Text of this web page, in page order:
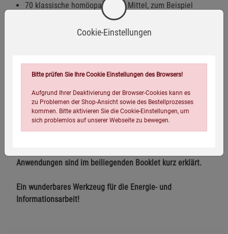
70 klassische homöopathische Mittel, zum Beispiel
Belladonna, Lachesis, Aurum, Hypericum
20 Aminosäuren, zum Beispiel Arginin, Lysin, Glutamin,
11 Sondermittel, zum Beispiel Algen, Enzyme,
Sonnenlicht, negative Ionen, Erde
10 Testkarten, unter anderem für die
Potenzierungsstufen D, C, LM und »kosmische Potenz«
Anwendungen sind im beiliegenden Booklet kurz erklärt.
Ein wunderbares Werkzeug für die Energie- und
Informationsarbeit!
Cookie-Einstellungen
Bitte prüfen Sie Ihre Cookie Einstellungen des Browsers!
Aufgrund Ihrer Deaktivierung der Browser-Cookies kann es
zu Problemen der Shop-Ansicht sowie des Bestellprozesses
kommen. Bitte aktivieren Sie die Cookie-Einstellungen, um
sich problemlos auf unserer Webseite zu bewegen.